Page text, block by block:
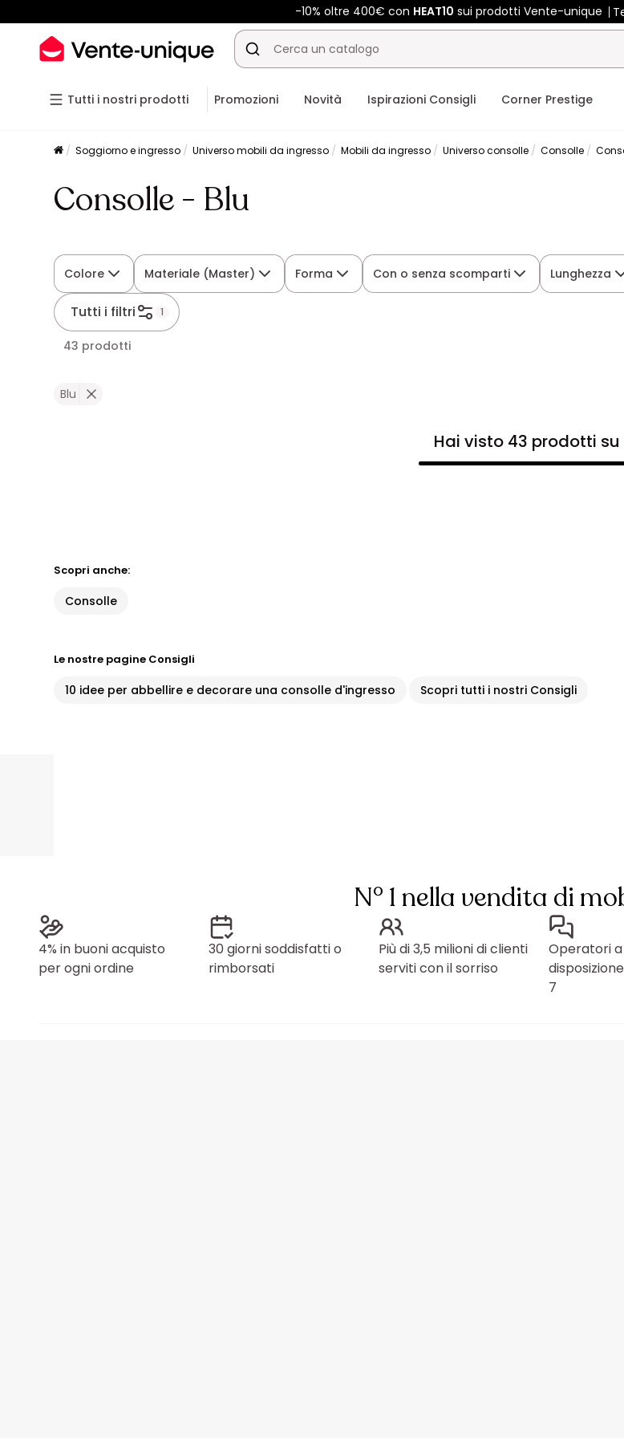
-10% oltre 400€ con HEAT10 sui prodotti Vente-unique
Tutti i nostri prodotti Promozioni Novità Ispirazioni Consigli Corner Prestige
Soggiorno e ingresso Universo mobili da ingresso Mobili da ingresso Universo consolle Consolle
Consolle - Blu
Colore Materiale (Master) Forma Con o senza scomparti Lunghezza
Tutti i filtri 1
43 prodotti
Blu
Hai visto 43 prodotti su
Scopri anche:
Consolle
Le nostre pagine Consigli
10 idee per abbellire e decorare una consolle d'ingresso Scopri tutti i nostri Consigli
N° 1 nella vendita di
4% in buoni acquisto
per ogni ordine
30 giorni soddisfatti o
rimborsati
Più di 3,5 milioni di clienti
serviti con il sorriso
Operatori
7